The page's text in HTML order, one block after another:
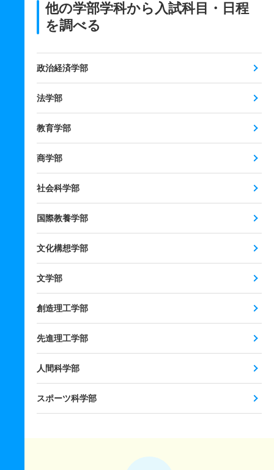
他の学部学科から入試科目・日程
を調べる
政治経済学部
法学部
教育学部
商学部
社会科学部
国際教養学部
文化構想学部
文学部
創造理工学部
先進理工学部
人間科学部
スポーツ科学部